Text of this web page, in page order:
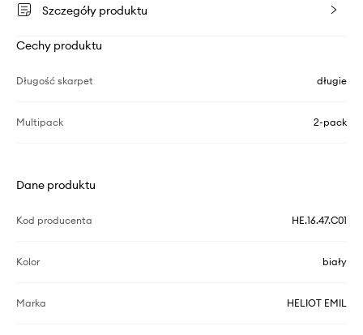
Szczegóły produktu
Cechy produktu
Długość skarpet długie
Multipack 2-pack
Dane produktu
Kod producenta HE.16.47.C01
Kolor biały
Marka HELIOT EMIL